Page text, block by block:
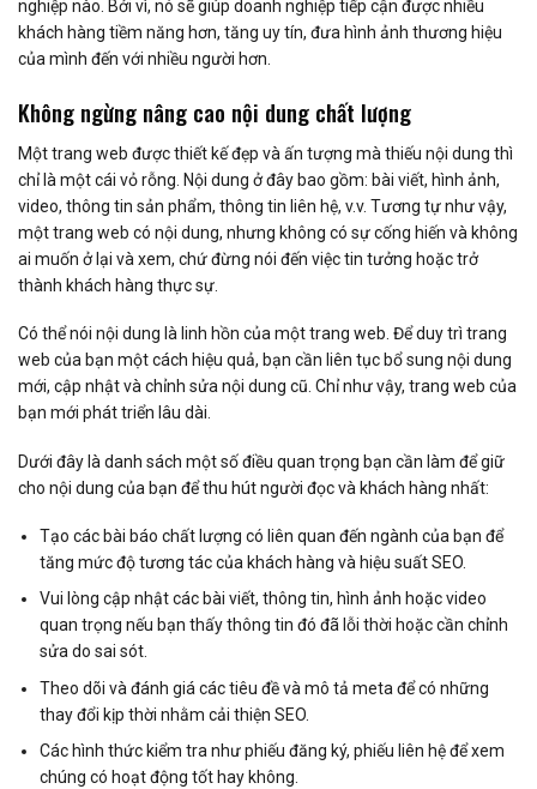
nghiệp nào. Bởi vì, nó sẽ giúp doanh nghiệp tiếp cận được nhiều
khách hàng tiềm năng hơn, tăng uy tín, đưa hình ảnh thương hiệu
của mình đến với nhiều người hơn.
Không ngừng nâng cao nội dung chất lượng
Một trang web được thiết kế đẹp và ấn tượng mà thiếu nội dung thì
chỉ là một cái vỏ rỗng. Nội dung ở đây bao gồm: bài viết, hình ảnh,
video, thông tin sản phẩm, thông tin liên hệ, v.v. Tương tự như vậy,
một trang web có nội dung, nhưng không có sự cống hiến và không
ai muốn ở lại và xem, chứ đừng nói đến việc tin tưởng hoặc trở
thành khách hàng thực sự.
Có thể nói nội dung là linh hồn của một trang web. Để duy trì trang
web của bạn một cách hiệu quả, bạn cần liên tục bổ sung nội dung
mới, cập nhật và chỉnh sửa nội dung cũ. Chỉ như vậy, trang web của
bạn mới phát triển lâu dài.
Dưới đây là danh sách một số điều quan trọng bạn cần làm để giữ
cho nội dung của bạn để thu hút người đọc và khách hàng nhất:
Tạo các bài báo chất lượng có liên quan đến ngành của bạn để
tăng mức độ tương tác của khách hàng và hiệu suất SEO.
Vui lòng cập nhật các bài viết, thông tin, hình ảnh hoặc video
quan trọng nếu bạn thấy thông tin đó đã lỗi thời hoặc cần chỉnh
sửa do sai sót.
Theo dõi và đánh giá các tiêu đề và mô tả meta để có những
thay đổi kịp thời nhằm cải thiện SEO.
Các hình thức kiểm tra như phiếu đăng ký, phiếu liên hệ để xem
chúng có hoạt động tốt hay không.